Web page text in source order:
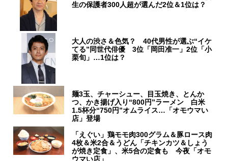
生の保護者300人超が選んだ2位＆1位は？
大人の渋さ＆色気？ 40代男性が選ぶ“イケ
てる”同世代俳優 3位「岡田准一」2位「小
栗旬」…1位は？
麺3玉、チャーシュー、目玉焼き、とんか
つ、かき揚げ入り“800円”ラーメン 白米
1.5杯分“750円”オムライス…「オモウマい
店」登場
「えぐい」鶏モモ肉300グラム＆豚ロース肉
4枚＆米2合＆うどん「チキンカツ＆しょう
が焼き定食」、米5合の定食も 今夜「オモ
ウマい店」